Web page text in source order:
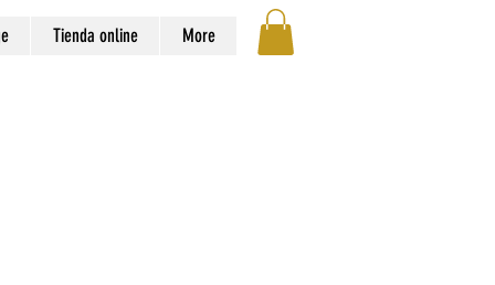
Tienda online More